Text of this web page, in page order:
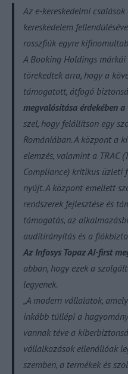
Az e-kereskedelmi
kereskedelem
rosszfiúk egyre
A Booking Holdings
törekedtek arra, hogy a
támogatott, átfogó
megvalósítása érdekében
szel, hogy felállítson egy
Romániában. A központ a
elemzés, valamint a TRAC
Compliance) kritikus
nyújt. A központ emellett
rendszerek fejlesztése és
támogatás, az
auditirányítás és a
Az Infosys Topaz AI-first
abban, hogy ezek a
legyenek.
„A modern vállalatok,
inkább túllépi a
vannak téve a
vállalkozások ellenállóak
szemben, a termékek és